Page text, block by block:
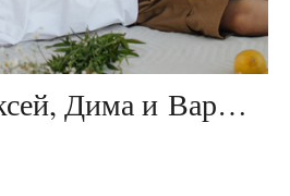
Наталья, Алексей, Дима и Варюша